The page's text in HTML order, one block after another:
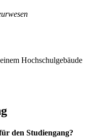
den Studiengang?